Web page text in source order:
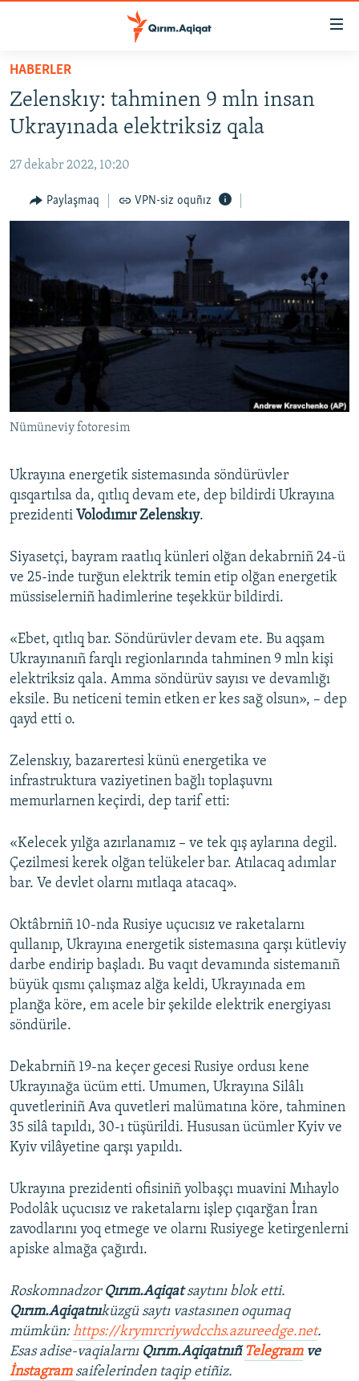
Esas
qaytmaq
Baş
navigatsiyağa
qaytmaq
qaytmaq
HABERLER
SİYASET
İQTİSADİYAT
CEMİYET
MEDENİYET
VİDEO
BLOGLAR
FİKİR
Русский
Українською
HABERLER
Zelenskıy: tahminen 9 mln insan
Ukrayınada elektriksiz qala
27 dekabr 2022, 10:20
Paylaşmaq VPN-siz oquñız
Nümüneviy fotoresim
Ukrayına energetik sistemasında söndürüvler
qısqartılsa da, qıtlıq devam ete, dep bildirdi Ukrayına
prezidenti Volodımır Zelenskıy.
Siyasetçi, bayram raatlıq künleri olğan dekabrniñ 24-ü
ve 25-inde turğun elektrik temin etip olğan energetik
müssiselerniñ hadimlerine teşekkür bildirdi.
«Ebet, qıtlıq bar. Söndürüvler devam ete. Bu aqşam
Ukrayınanıñ farqlı regionlarında tahminen 9 mln kişi
elektriksiz qala. Amma söndürüv sayısı ve devamlığı
eksile. Bu neticeni temin etken er kes sağ olsun», – dep
qayd etti o.
Zelenskıy, bazarertesi künü energetika ve
infrastruktura vaziyetinen bağlı toplaşuvnı
memurlarnen keçirdi, dep tarif etti:
«Kelecek yılğa azırlanamız – ve tek qış aylarına degil.
Çezilmesi kerek olğan telükeler bar. Atılacaq adımlar
bar. Ve devlet olarnı mıtlaqa atacaq».
Oktâbrniñ 10-nda Rusiye uçucısız ve raketalarnı
qullanıp, Ukrayına energetik sistemasına qarşı kütleviy
darbe endirip başladı. Bu vaqıt devamında sistemanıñ
büyük qısmı çalışmaz alğa keldi, Ukrayınada em
planğa köre, em acele bir şekilde elektrik energiyası
söndürile.
Dekabrniñ 19-na keçer gecesi Rusiye ordusı kene
Ukrayınağa ücüm etti. Umumen, Ukrayına Silâlı
quvetleriniñ Ava quvetleri malümatına köre, tahminen
35 silâ tapıldı, 30-ı tüşürildi. Hususan ücümler Kyiv ve
Kyiv vilâyetine qarşı yapıldı.
Ukrayına prezidenti ofisiniñ yolbaşçı muavini Mıhaylo
Podolâk uçucısız ve raketalarnı işlep çıqarğan İran
zavodlarını yoq etmege ve olarnı Rusiyege ketirgenlerni
apiske almağa çağırdı.
Roskomnadzor Qırım.Aqiqatsaytını blok etti.
Qırım.Aqiqatnıküzgü saytı vastasınen oqumaq
mümkün:https://krymrcriywdcchs.azureedge.net.
Esas adise-vaqialarnı Qırım.Aqiqatnıñ Telegramve
İnstagram saifelerinden taqip etiñiz.